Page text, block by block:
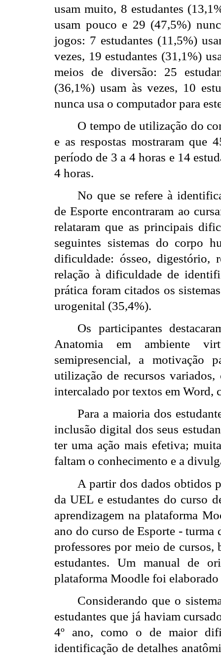
usam muito, 8 estudantes
usam pouco e 29 (47,5%)
jogos: 7 estudantes (11,5%)
vezes, 19 estudantes (31,1%)
meios de diversão: 25
(36,1%) usam às vezes, 10
nunca usa o computador para
O tempo de utilização do
e as respostas mostraram que
período de 3 a 4 horas e 14
4 horas.
No que se refere à
de Esporte encontraram ao
relataram que as principais
seguintes sistemas do corpo
dificuldade: ósseo, digestório,
relação à dificuldade de
prática foram citados os
urogenital (35,4%).
Os participantes
Anatomia em ambiente
semipresencial, a motivação
utilização de recursos
intercalado por textos em Word,
Para a maioria dos
inclusão digital dos seus
ter uma ação mais efetiva;
faltam o conhecimento e a
A partir dos dados obtidos
da UEL e estudantes do curso
aprendizagem na plataforma
ano do curso de Esporte -
professores por meio de cursos,
estudantes. Um manual de
plataforma Moodle foi
Considerando que o
estudantes que já haviam
4º ano, como o de maior
identificação de detalhes